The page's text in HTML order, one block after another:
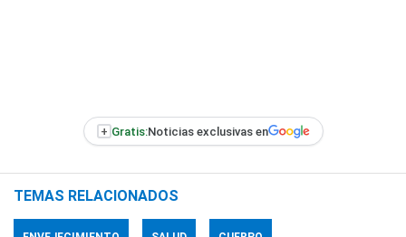
+ Gratis:Noticias exclusivas en
TEMAS RELACIONADOS